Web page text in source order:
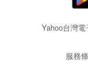
Yahoo台灣
服務